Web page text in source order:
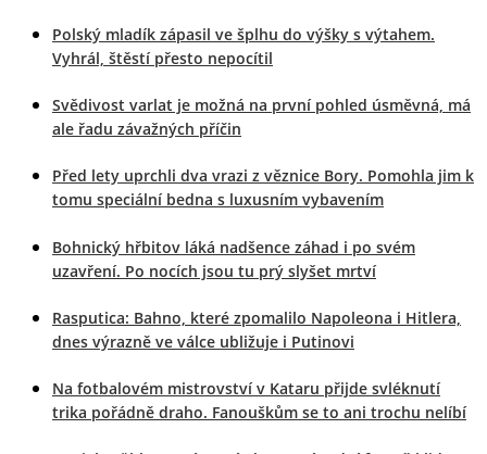
Polský mladík zápasil ve šplhu do výšky s výtahem.
Vyhrál, štěstí přesto nepocítil
Svědivost varlat je možná na první pohled úsměvná, má
ale řadu závažných příčin
Před lety uprchli dva vrazi z věznice Bory. Pomohla jim k
tomu speciální bedna s luxusním vybavením
Bohnický hřbitov láká nadšence záhad i po svém
uzavření. Po nocích jsou tu prý slyšet mrtví
Rasputica: Bahno, které zpomalilo Napoleona i Hitlera,
dnes výrazně ve válce ubližuje i Putinovi
Na fotbalovém mistrovství v Kataru přijde svléknutí
trika pořádně draho. Fanouškům se to ani trochu nelíbí